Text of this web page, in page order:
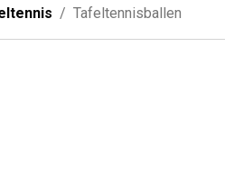
Tafeltennisballen